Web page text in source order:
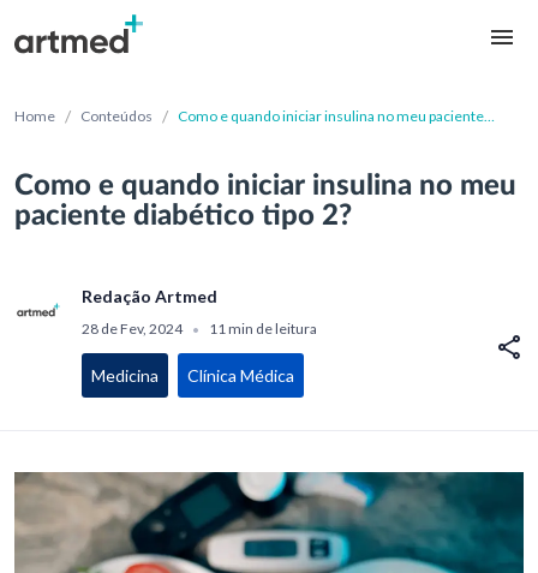
Home / Conteúdos / Como e quando iniciar insulina no meu paciente
Como e quando iniciar insulina no meu
paciente diabético tipo 2?
Redação Artmed
28 de Fev, 2024 • 11 min de leitura
Medicina Clínica Médica